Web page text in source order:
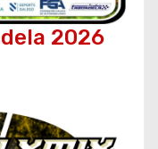
2026